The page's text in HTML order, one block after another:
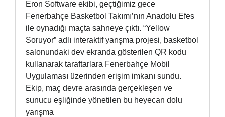
Eron Software ekibi, geçtiğimiz gece
Fenerbahçe Basketbol Takımı’nın Anadolu Efes
ile oynadığı maçta sahneye çıktı. “Yellow
Soruyor” adlı interaktif yarışma projesi, basketbol
salonundaki dev ekranda gösterilen QR kodu
kullanarak taraftarlara Fenerbahçe Mobil
Uygulaması üzerinden erişim imkanı sundu.
Ekip, maç devre arasında gerçekleşen ve
sunucu eşliğinde yönetilen bu heyecan dolu
yarışma